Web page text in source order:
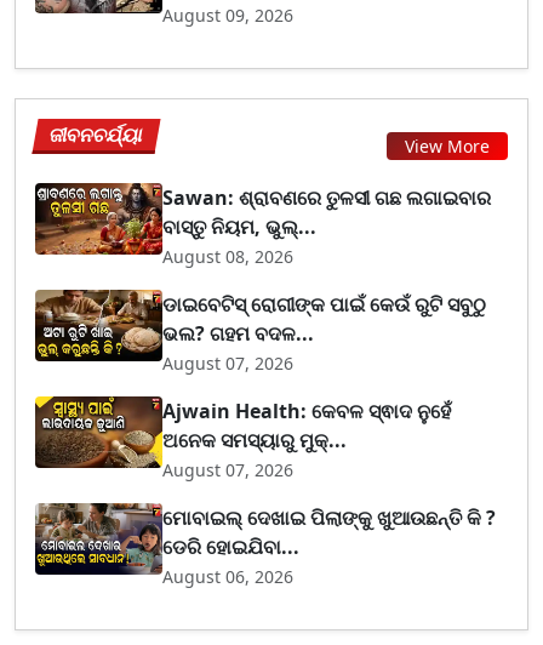
August 09, 2026
ଜୀବନଚର୍ଯ୍ୟା View More
Sawan: ଶ୍ରାବଣରେ ତୁଳସୀ ଗଛ ଲଗାଇବାର
ବାସ୍ତୁ ନିୟମ, ଭୁଲ୍...
August 08, 2026
ଡାଇବେଟିସ୍ ରୋଗୀଙ୍କ ପାଇଁ କେଉଁ ରୁଟି ସବୁଠୁ
ଭଲ? ଗହମ ବଦଳ...
August 07, 2026
Ajwain Health: କେବଳ ସ୍ଵାଦ ନୁହେଁ
ଅନେକ ସମସ୍ୟାରୁ ମୁକ୍...
August 07, 2026
ମୋବାଇଲ୍ ଦେଖାଇ ପିଲାଙ୍କୁ ଖୁଆଉଛନ୍ତି କି ?
ଡେରି ହୋଇଯିବା...
August 06, 2026